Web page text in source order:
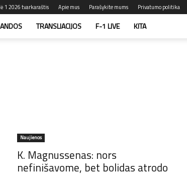
1 2026 tvarkaraštis Apie mus Parašykite mums Privatumo politika
TRANSLIACIJOS F-1 LIVE KITA
Naujienos
K. Magnussenas: nors
nefinišavome, bet bolidas atrodo